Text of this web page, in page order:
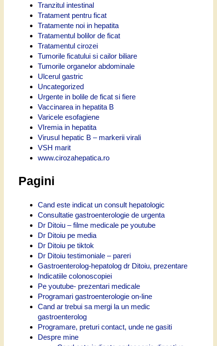
Tranzitul intestinal
Tratament pentru ficat
Tratamente noi in hepatita
Tratamentul bolilor de ficat
Tratamentul cirozei
Tumorile ficatului si cailor biliare
Tumorile organelor abdominale
Ulcerul gastric
Uncategorized
Urgente in bolile de ficat si fiere
Vaccinarea in hepatita B
Varicele esofagiene
VIremia in hepatita
Virusul hepatic B – markerii virali
VSH marit
www.cirozahepatica.ro
Pagini
Cand este indicat un consult hepatologic
Consultatie gastroenterologie de urgenta
Dr Ditoiu – filme medicale pe youtube
Dr Ditoiu pe media
Dr Ditoiu pe tiktok
Dr Ditoiu testimoniale – pareri
Gastroenterolog-hepatolog dr Ditoiu, prezentare
Indicatiile colonoscopiei
Pe youtube- prezentari medicale
Programari gastroenterologie on-line
Cand ar trebui sa mergi la un medic
gastroenterolog
Programare, preturi contact, unde ne gasiti
Despre mine